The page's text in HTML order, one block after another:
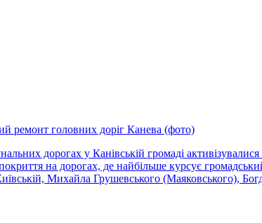
ремонт головних доріг Канева (фото)
дорогах у Канівській громаді
на дорогах, де найбільше курсує
Михайла Грушевського (Маяковського),